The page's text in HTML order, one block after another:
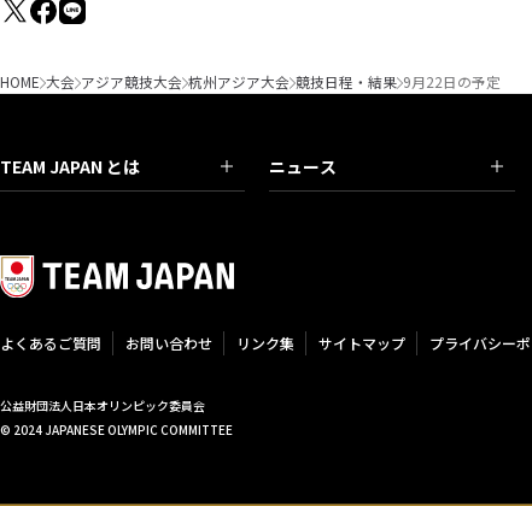
HOME 大会 アジア競技大会 杭州アジア大会 競技日程・結果 9月22日の予定
TEAM JAPAN とは ニュース
よくあるご質問 お問い合わせ リンク集 サイトマップ プライバシー
公益財団法人日本オリンピック委員会
© 2024 JAPANESE OLYMPIC COMMITTEE